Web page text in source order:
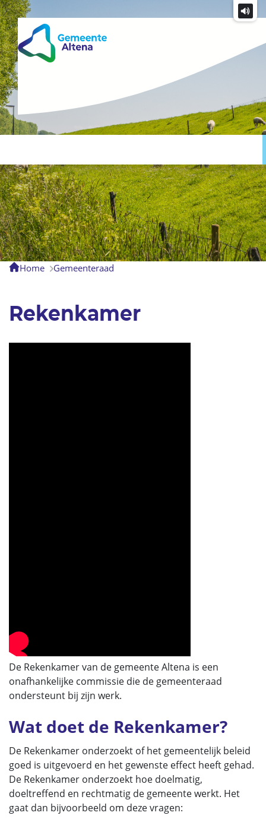
Home Gemeenteraad
Rekenkamer
De Rekenkamer van de gemeente Altena is een
onafhankelijke commissie die de gemeenteraad
ondersteunt bij zijn werk.
Wat doet de Rekenkamer?
De Rekenkamer onderzoekt of het gemeentelijk beleid
goed is uitgevoerd en het gewenste effect heeft gehad.
De Rekenkamer onderzoekt hoe doelmatig,
doeltreffend en rechtmatig de gemeente werkt. Het
gaat dan bijvoorbeeld om deze vragen: